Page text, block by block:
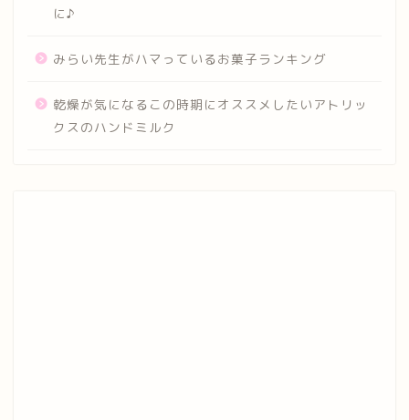
に♪
みらい先生がハマっているお菓子ランキング
乾燥が気になるこの時期にオススメしたいアトリッ
クスのハンドミルク